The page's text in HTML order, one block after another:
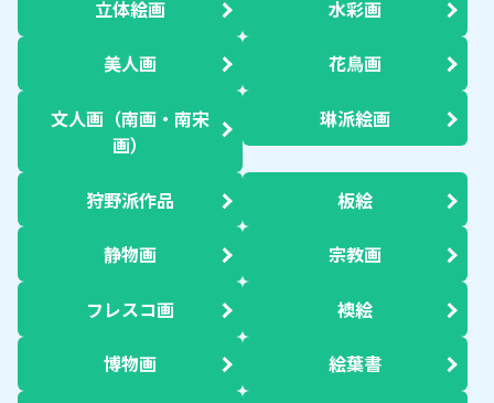
立体絵画 水彩画
美人画 花鳥画
文人画（南画・南宋
画）
琳派絵画
狩野派作品 板絵
静物画 宗教画
フレスコ画 襖絵
博物画 絵葉書